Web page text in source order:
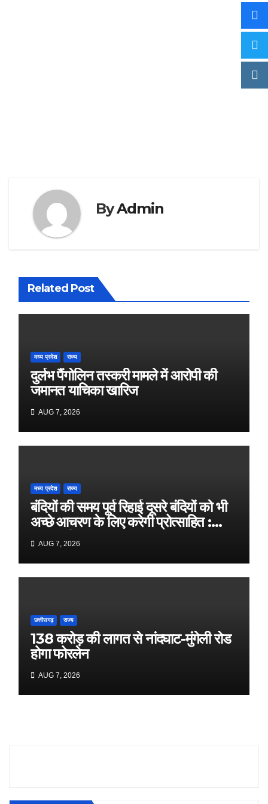
ByAdmin
Related Post
मध्य प्रदेश राज्य
दुर्लभ पैंगोलिन तस्करी मामले में आरोपी की
जमानत याचिका खारिज
AUG 7, 2026
मध्य प्रदेश राज्य
बंदियों की समय पूर्व रिहाई दूसरे बंदियों को भी
अच्छे आचरण के लिए करेगी प्रोत्साहित :
मुख्यमंत्री डॉ. यादव
AUG 7, 2026
छत्तीसगढ़ राज्य
138 करोड़ की लागत से नांदघाट-मुंगेली रोड
होगा फोरलेन
AUG 7, 2026